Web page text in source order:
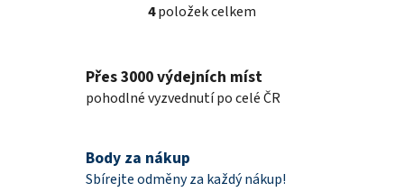
O
á
d
p
4položek celkem
Přes 3000 výdejních míst
pohodlné vyzvednutí po celé ČR
Body za nákup
Sbírejte odměny za každý nákup!